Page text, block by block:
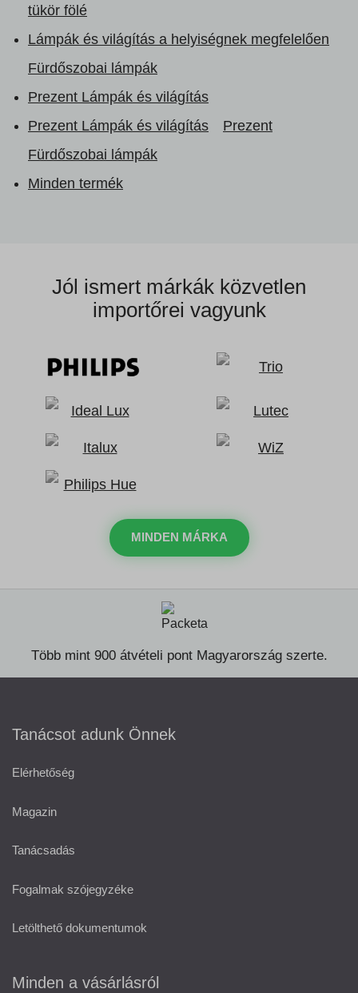
tükör fölé
Lámpák és világítás a helyiségnek megfelelően
Fürdőszobai lámpák
Prezent Lámpák és világítás
Prezent Lámpák és világítás
Prezent
Fürdőszobai lámpák
Minden termék
Jól ismert márkák közvetlen
importőrei vagyunk
MINDEN MÁRKA
Több mint 900 átvételi pont Magyarország szerte.
Tanácsot adunk Önnek
Elérhetőség
Magazin
Tanácsadás
Fogalmak szójegyzéke
Letölthető dokumentumok
Minden a vásárlásról